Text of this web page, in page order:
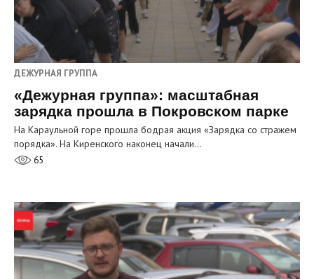
ДЕЖУРНАЯ ГРУППА
«Дежурная группа»: масштабная
зарядка прошла в Покровском парке
На Караульной горе прошла бодрая акция «Зарядка со стражем
порядка». На Киренского наконец начали…
65